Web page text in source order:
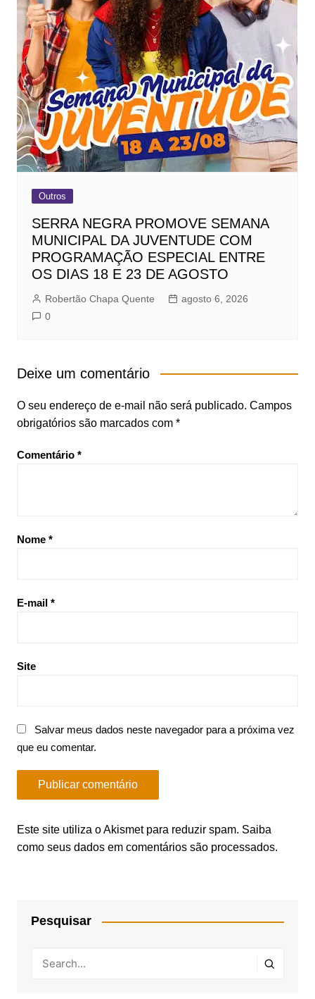
Outros
SERRA NEGRA PROMOVE SEMANA
MUNICIPAL DA JUVENTUDE COM
PROGRAMAÇÃO ESPECIAL ENTRE
OS DIAS 18 E 23 DE AGOSTO
Robertão Chapa Quente
agosto 6, 2026
0
Deixe um comentário
O seu endereço de e-mail não será publicado. Campos
obrigatórios são marcados com *
Comentário *
Nome *
E-mail *
Site
Salvar meus dados neste navegador para a próxima vez
que eu comentar.
Este site utiliza o Akismet para reduzir spam. Saiba
como seus dados em comentários são processados.
Pesquisar